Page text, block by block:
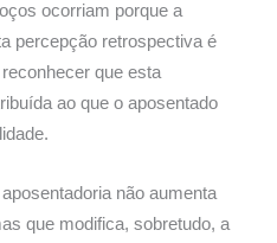
ocorriam porque a
percepção retrospectiva é
que esta
ao que o aposentado
não aumenta
que modifica, sobretudo, a